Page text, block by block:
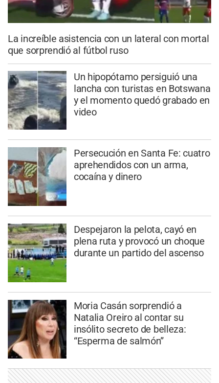
La increíble asistencia con un lateral con mortal
que sorprendió al fútbol ruso
Un hipopótamo persiguió una
lancha con turistas en Botswana
y el momento quedó grabado en
video
Persecución en Santa Fe: cuatro
aprehendidos con un arma,
cocaína y dinero
Despejaron la pelota, cayó en
plena ruta y provocó un choque
durante un partido del ascenso
Moria Casán sorprendió a
Natalia Oreiro al contar su
insólito secreto de belleza:
“Esperma de salmón”